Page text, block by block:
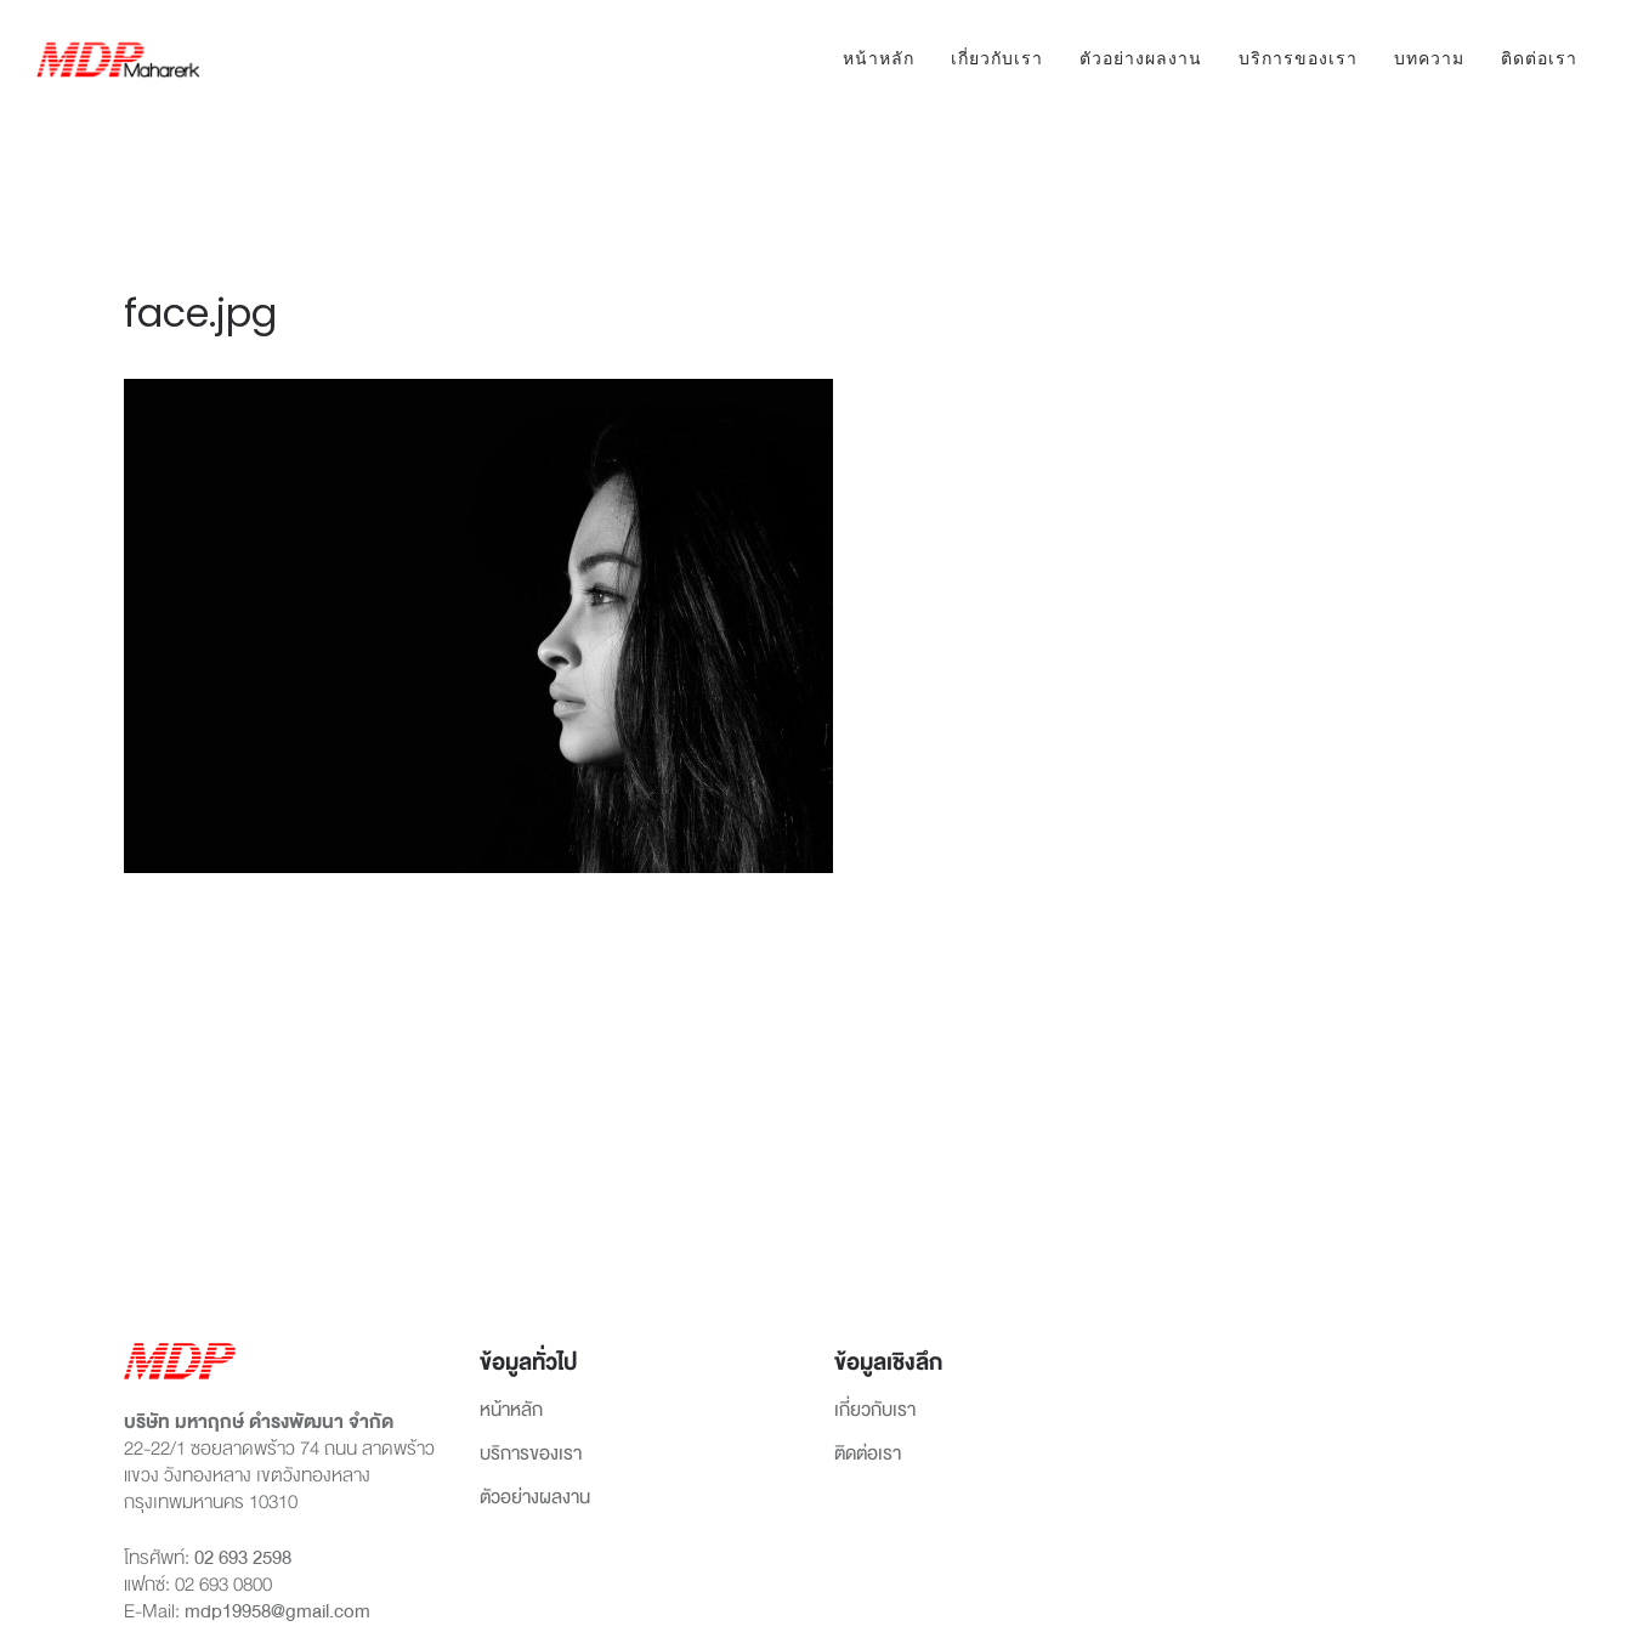
หน้าหลัก เกี่ยวกับเรา ตัวอย่างผลงาน บริการของเรา บทความ ติดต่อเรา
face.jpg
บริษัท มหาฤกษ์ ดำรงพัฒนา จำกัด
22-22/1 ซอยลาดพร้าว 74 ถนน ลาดพร้าว
แขวง วังทองหลาง เขตวังทองหลาง
กรุงเทพมหานคร 10310
โทรศัพท์:02 693 2598
แฟกซ์: 02 693 0800
E-Mail: mdp19958@gmail.com
ข้อมูลทั่วไป
หน้าหลัก
บริการของเรา
ตัวอย่างผลงาน
ข้อมูลเชิงลึก
เกี่ยวกับเรา
ติดต่อเรา